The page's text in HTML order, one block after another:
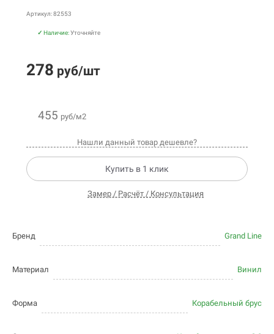
Артикул: 82553
✓ Наличие:Уточняйте
278 руб/шт
455 руб/м2
Нашли данный товар дешевле?
Купить в 1 клик
Замер / Расчёт / Консультация
Бренд Grand Line
Материал Винил
Форма Корабельный брус